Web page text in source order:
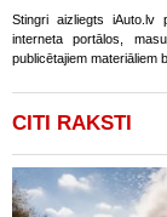
Stingri aizliegts iAuto.lv
interneta portālos,
publicētajiem materiāliem
CITI RAKSTI